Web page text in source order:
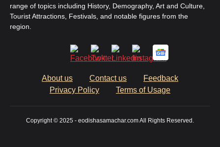
range of topics including History, Demography, Art and Culture,
Tourist Attractions, Festivals, and notable figures from the
region.
About us Contact us
Feedback
Privacy Policy
Terms of Usage
Copyright © 2025 - eodishasamachar.com All Rights Reserved.